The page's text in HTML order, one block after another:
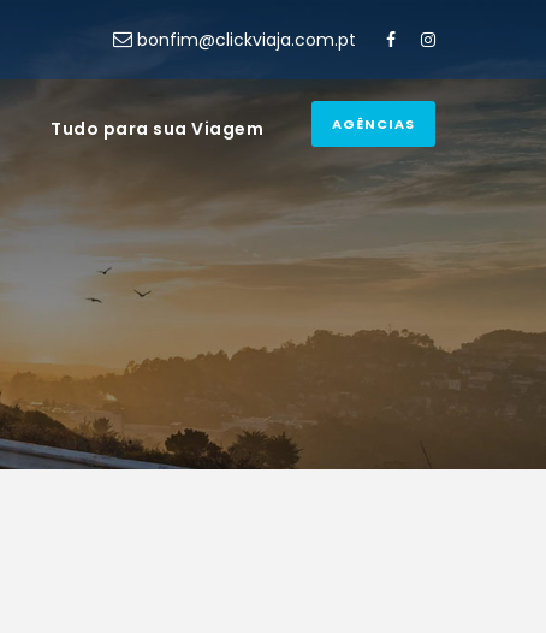
bonfim@clickviaja.com.pt
Tudo para sua Viagem AGÊNCIAS